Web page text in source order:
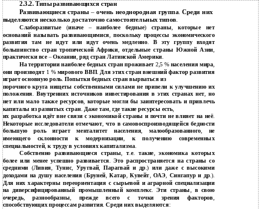
2.3.2. Типы развивающихся стран
Развивающиеся страны –очень неоднородная группа.Среди них
выделяются несколько достаточно самостоятельных типов.
Слаборазвитые(иначе –наиболее бедные)страны,которые нет
оснований называть развивающимися
поскольку процессы экономического
развития там не идут или идут очень медленно. В эту группу входят
большинство стран тропической Африки,отдельные страны Южной Азии
практически все–Океании,ряд стран Латинской Америки.
На территории наиболее бедных стран проживает 2,5 % населения мира,
они производят 1 % мирового ВВП. Для этих стран внешний фактор развития
играет основную роль.Попытки бедных стран вырваться из
порочного круга нищеты собственными силами не привели к улучшению их
положения. Внутренних источников инвестирования в этих странах нет, но
нет или мало также ресурсов, которые могли бы заинтересовать и привлечь
капиталы из развитых стран. Даже там ,где такие ресурсы есть
их разработка идёт вне связи с экономикой страны и почти не влияет на неё.
Некоторые исследователи отмечают,что в самовоспроизводящейся бедности
большую роль играет менталитет населения, малообразованного, не
имеющего склонности к модернизации, к получению современных
специальностей,к труду в условиях капитализма.
Собственно развивающиеся страны,т.е. такие,экономика которых
более или менее успешно развивается .Это распространяется на страны со
средними (Ливия, Тунис, Уругвай,Парагвай и др.) или даже с высокими
доходами на душу населения(Бруней,Катар,Кувейт, ОАЭ, Сингапур и др.).
Для них характерны переориентация с сырьевой и аграрной специализации
на диверсифицированный промышленный комплекс.Эти страны, в свою
очередь,разнообразны прежде всего с точки зрения факторов
способствующих процессам развития.Среди них выделяются: